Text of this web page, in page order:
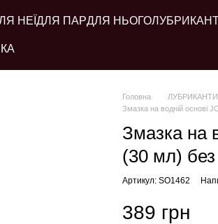
НЕЇ ДЛЯ ПАРДЛЯ НЬОГО
Головна ЛУБРИКАНТИ
Змазка на водній основі
Змазка на
(30 мл) без
Артикул: SO1462
389 грн